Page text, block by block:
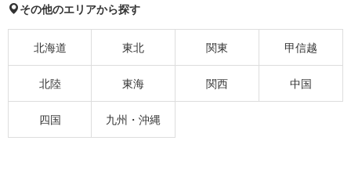
その他のエリアから探す
北海道 東北 関東 甲信越
北陸 東海 関西 中国
四国 九州・沖縄